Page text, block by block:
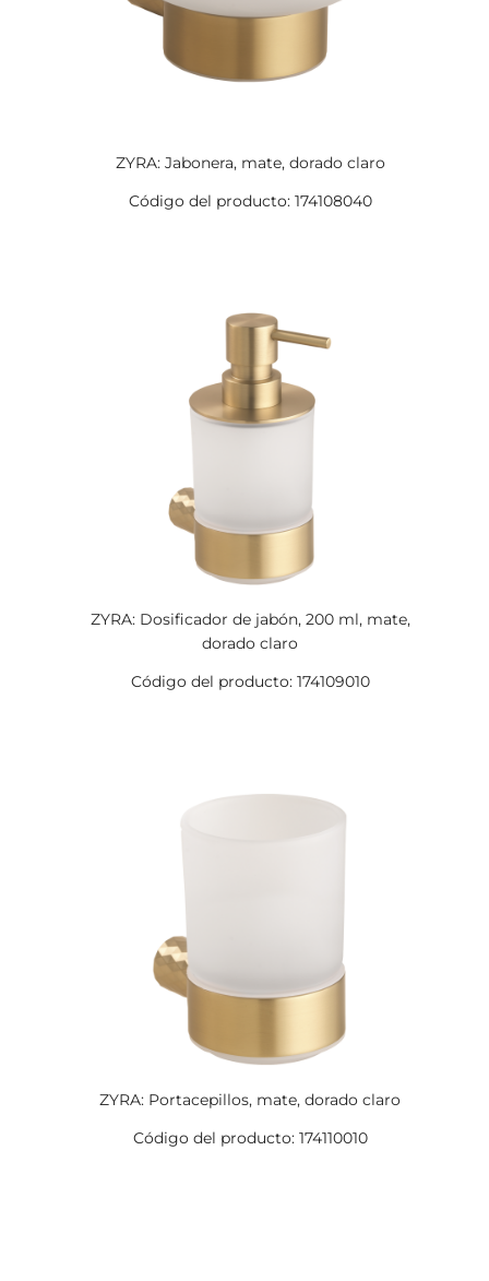
ZYRA: Jabonera, mate, dorado claro
Código del producto: 174108040
ZYRA: Dosificador de jabón, 200 ml, mate,
dorado claro
Código del producto: 174109010
ZYRA: Portacepillos, mate, dorado claro
Código del producto: 174110010